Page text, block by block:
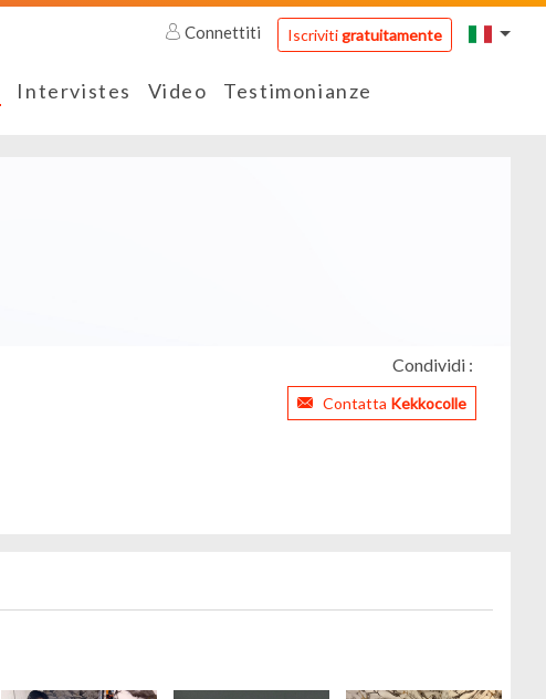
Connettiti Iscrivitigratuitamente
Intervistes Video Testimonianze
Condividi :
Contatta Kekkocolle